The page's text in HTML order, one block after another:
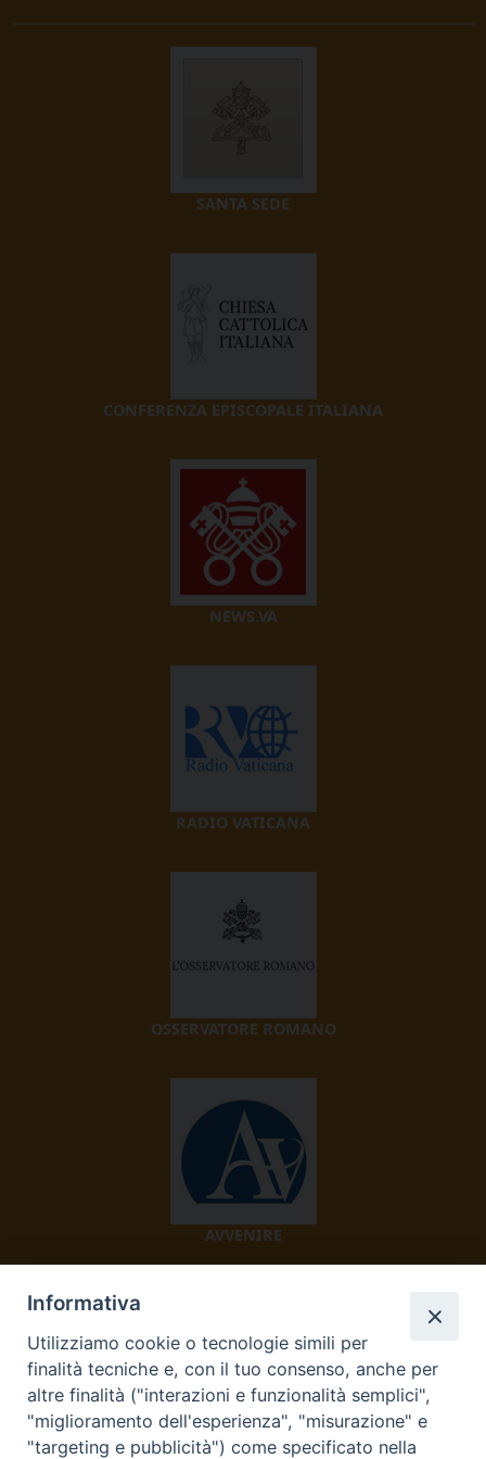
SANTA SEDE
CONFERENZA EPISCOPALE ITALIANA
NEWS.VA
RADIO VATICANA
OSSERVATORE ROMANO
AVVENIRE
TV 2000
Informativa
Utilizziamo cookie o tecnologie simili per
finalità tecniche e, con il tuo consenso, anche per
altre finalità ("interazioni e funzionalità semplici",
"miglioramento dell'esperienza", "misurazione" e
"targeting e pubblicità") come specificato nella